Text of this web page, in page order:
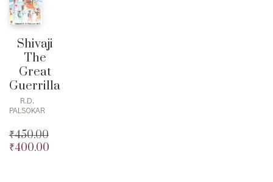
Shivaji
The
Great
Guerrilla
R.D.
PALSOKAR
₹450.00
Original
₹400.00